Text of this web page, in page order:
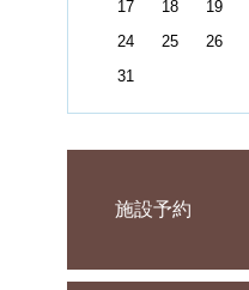
17 18 19
24
25 26
31
施設予約